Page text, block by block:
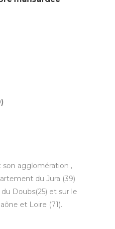
son agglomération ,
du Jura (39)
Doubs(25) et sur le
et Loire (71).